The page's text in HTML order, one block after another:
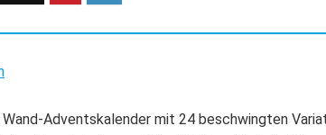
Adventskalender mit 24 beschwingten